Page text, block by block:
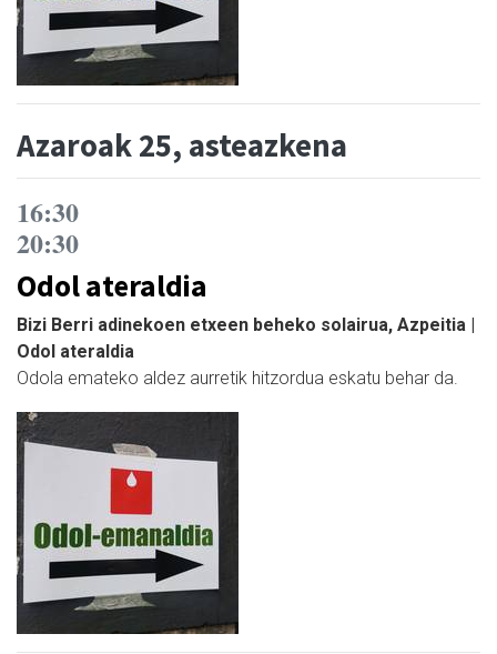
Azaroak 25, asteazkena
16:30
20:30
Odol ateraldia
Bizi Berri adinekoen etxeen beheko solairua, Azpeitia |
Odol ateraldia
Odola emateko aldez aurretik hitzordua eskatu behar da.